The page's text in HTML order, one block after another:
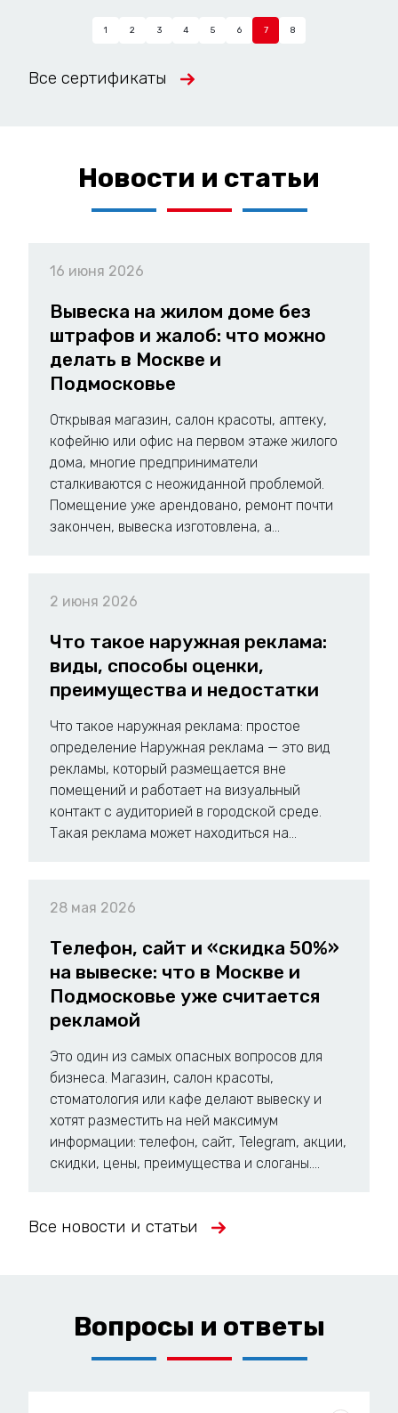
1 2 3 4 5 6 7 8
Все сертификаты
Новости и статьи
16 июня 2026
Вывеска на жилом доме без
штрафов и жалоб: что можно
делать в Москве и
Подмосковье
Открывая магазин, салон красоты, аптеку,
кофейню или офис на первом этаже жилого
дома, многие предприниматели
сталкиваются с неожиданной проблемой.
Помещение уже арендовано, ремонт почти
закончен, вывеска изготовлена, а...
2 июня 2026
Что такое наружная реклама:
виды, способы оценки,
преимущества и недостатки
Что такое наружная реклама: простое
определение Наружная реклама — это вид
рекламы, который размещается вне
помещений и работает на визуальный
контакт с аудиторией в городской среде.
Такая реклама может находиться на...
28 мая 2026
Телефон, сайт и «скидка 50%»
на вывеске: что в Москве и
Подмосковье уже считается
рекламой
Это один из самых опасных вопросов для
бизнеса. Магазин, салон красоты,
стоматология или кафе делают вывеску и
хотят разместить на ней максимум
информации: телефон, сайт, Telegram, акции,
скидки, цены, преимущества и слоганы....
Все новости и статьи
Вопросы и ответы